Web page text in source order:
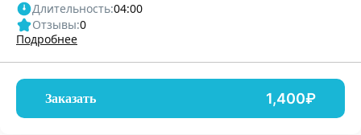
Длительность:04:00
Отзывы:0
Подробнее
Заказать 1,400₽